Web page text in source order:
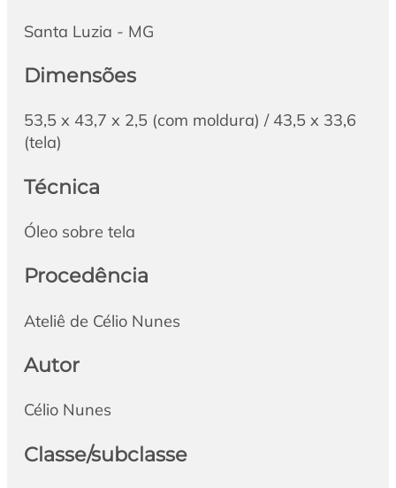
Santa Luzia - MG
Dimensões
53,5 x 43,7 x 2,5 (com moldura) / 43,5 x 33,6
(tela)
Técnica
Óleo sobre tela
Procedência
Ateliê de Célio Nunes
Autor
Célio Nunes
Classe/subclasse